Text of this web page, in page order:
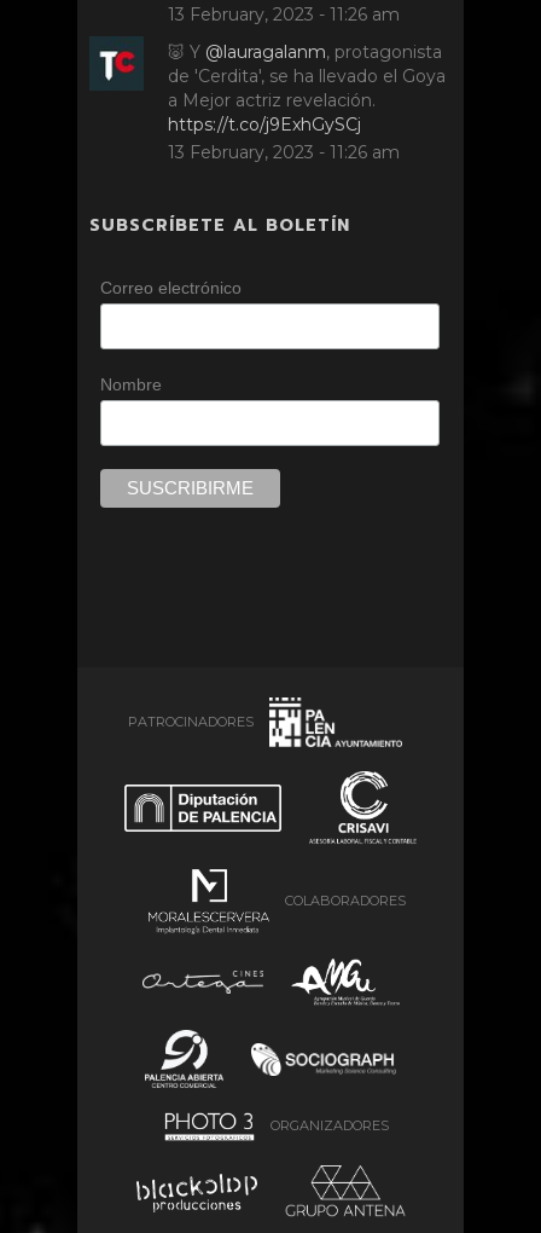
13 February, 2023 - 11:26 am
🐷 Y @lauragalanm, protagonista
de 'Cerdita', se ha llevado el Goya
a Mejor actriz revelación.
https://t.co/j9ExhGySCj
13 February, 2023 - 11:26 am
SUBSCRÍBETE AL BOLETÍN
Correo electrónico
Nombre
PATROCINADORES
COLABORADORES
ORGANIZADORES